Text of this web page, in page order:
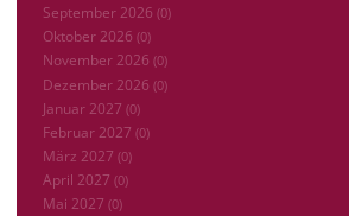
September 2026 (0)
Oktober 2026 (0)
November 2026 (0)
Dezember 2026 (0)
Januar 2027 (0)
Februar 2027 (0)
März 2027 (0)
April 2027 (0)
Mai 2027 (0)